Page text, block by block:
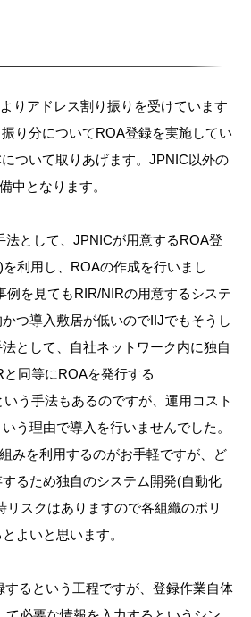
りアドレス割り振りを受けています
り分についてROA登録を実施してい
ついて取りあげます。JPNIC以外の
中となります。
法として、JPNICが用意するROA登
利用し、ROAの作成を行いまし
例を見てもRIR/NIRの用意するシステ
つ導入敷居が低いのでIIJでもそうし
として、自社ネットワーク内に独自
同等にROAを発行する
う手法もあるのですが、運用コスト
う理由で導入を行いませんでした。
みを利用するのがお手軽ですが、ど
るため独自のシステム開発(自動化
リスクはありますので各組織のポリ
よいと思います。
するという工程ですが、登録作業自体